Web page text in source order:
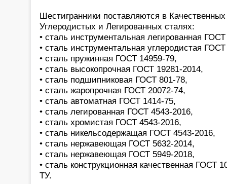
Шестигранники поставляются в
Углеродистых и Легированных сталях:
• сталь инструментальная легированная
• сталь инструментальная углеродистая
• сталь пружинная ГОСТ 14959-79,
• сталь высокопрочная ГОСТ 19281-2014,
• сталь подшипниковая ГОСТ 801-78,
• сталь жаропрочная ГОСТ 20072-74,
• сталь автоматная ГОСТ 1414-75,
• сталь легированная ГОСТ 4543-2016,
• сталь хромистая ГОСТ 4543-2016,
• сталь никельсодержащая ГОСТ 4543-2016,
• сталь нержавеющая ГОСТ 5632-2014,
• сталь нержавеющая ГОСТ 5949-2018,
• сталь конструкционная качественная ГОСТ
ТУ.